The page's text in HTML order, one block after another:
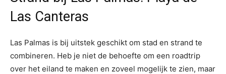
Las Canteras
Las Palmas is bij uitstek geschikt om stad en strand te
combineren. Heb je niet de behoefte om een roadtrip
over het eiland te maken en zoveel mogelijk te zien, maar